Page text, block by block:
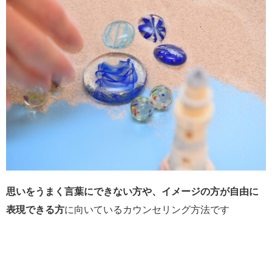
思いをうまく言葉にできない方や、イメージの方が自由に
表現できる方に向いているカウンセリング方法です